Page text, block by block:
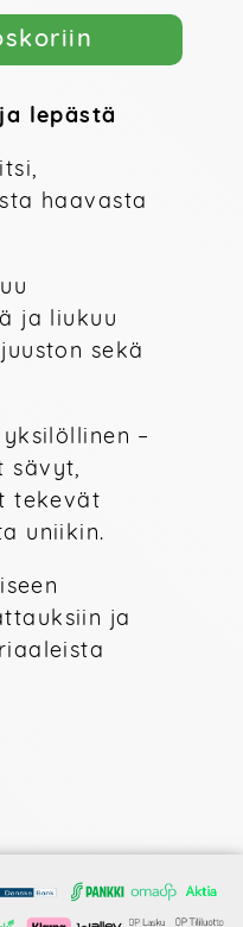
lepästä
haavasta
ja liukuu
sekä
–
sävyt,
tekevät
uniikin.
ja